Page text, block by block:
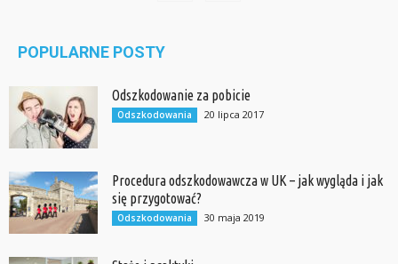
POPULARNE POSTY
Odszkodowanie za pobicie
Odszkodowania 20 lipca 2017
Procedura odszkodowawcza w UK – jak wygląda i jak
się przygotować?
Odszkodowania 30 maja 2019